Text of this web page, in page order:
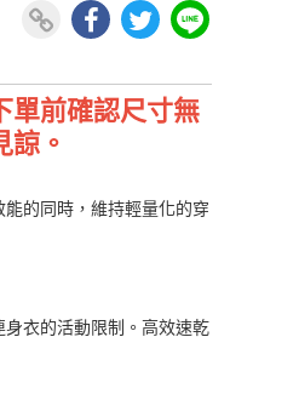
單前確認尺寸無
諒。
的同時，維持輕量化的穿
衣的活動限制。高效速乾